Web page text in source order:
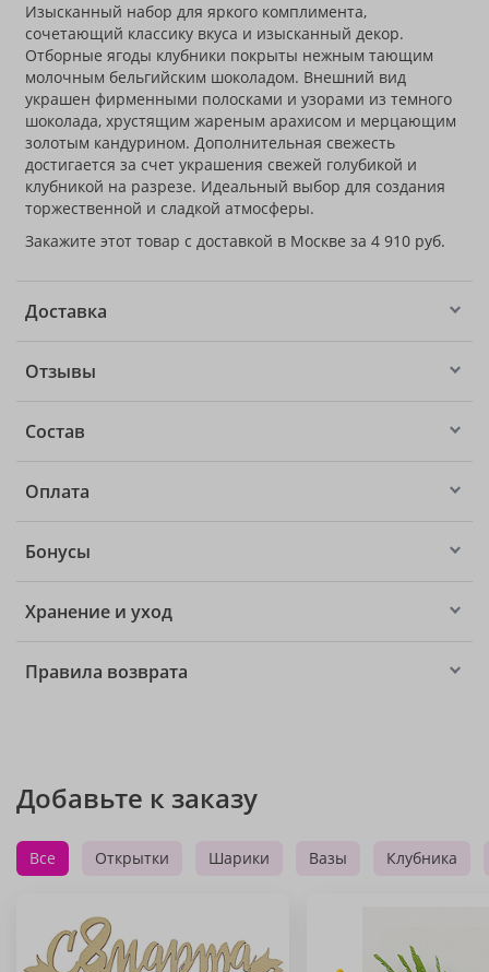
Изысканный набор для яркого комплимента,
сочетающий классику вкуса и изысканный декор.
Отборные ягоды клубники покрыты нежным тающим
молочным бельгийским шоколадом. Внешний вид
украшен фирменными полосками и узорами из темного
шоколада, хрустящим жареным арахисом и мерцающим
золотым кандурином. Дополнительная свежесть
достигается за счет украшения свежей голубикой и
клубникой на разрезе. Идеальный выбор для создания
торжественной и сладкой атмосферы.
Закажите этот товар с доставкой в Москве за 4 910 руб.
Доставка
Отзывы
Состав
Оплата
Бонусы
Хранение и уход
Правила возврата
Добавьте к заказу
Все Открытки Шарики Вазы Клубника